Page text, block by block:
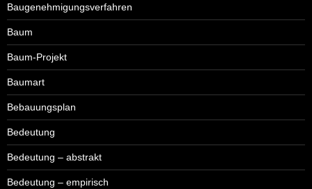
Baugenehmigungsverfahren
Baum
Baum-Projekt
Baumart
Bebauungsplan
Bedeutung
Bedeutung – abstrakt
Bedeutung – empirisch